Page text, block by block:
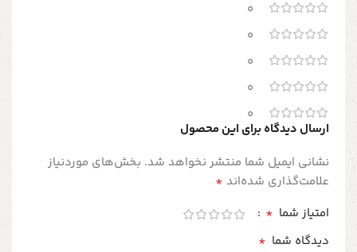
0
0
0
0
0
ارسال دیدگاه برای این محصول
نشانی ایمیل شما منتشر نخواهد شد. بخش‌های موردنیاز
علامت‌گذاری شده‌اند *
امتیاز شما *
دیدگاه شما *